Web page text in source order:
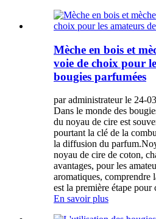
Mèche en bois et
voie de choix pour
bougies parfumées
par administrateur le 24-
Dans le monde des
du noyau de cire est
pourtant la clé de la
la diffusion du
noyau de cire de coton,
avantages, pour les
aromatiques, comprendre
est la première étape pour
En savoir plus